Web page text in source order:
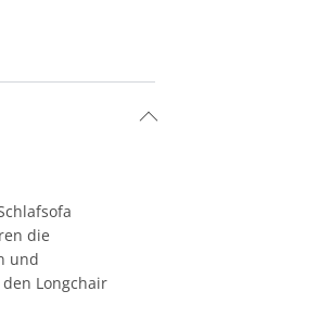
die
und
Longchair